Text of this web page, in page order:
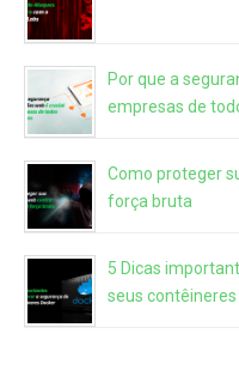
Por que a
empresas de
Como proteger
força bruta
5 Dicas
seus contêineres